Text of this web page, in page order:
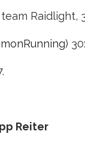
Raidlight,
)
Reiter